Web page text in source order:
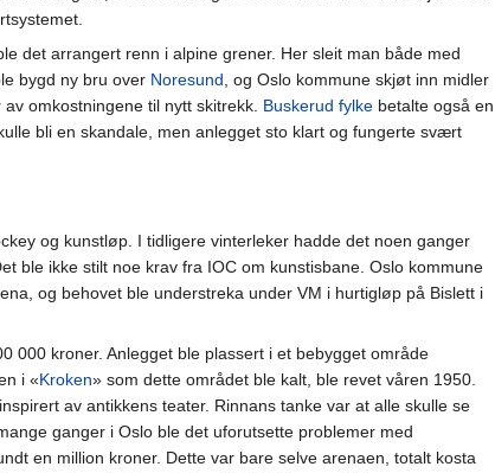
det arrangert renn i alpine grener. Her sleit man både med
bygd ny bru over Noresund , og Oslo kommune skjøt inn midler
omkostningene til nytt skitrekk. Buskerud fylke betalte også en
bli en skandale, men anlegget sto klart og fungerte svært
og kunstløp. I tidligere vinterleker hadde det noen ganger
ble ikke stilt noe krav fra IOC om kunstisbane. Oslo kommune
og behovet ble understreka under VM i hurtigløp på Bislett i
000 kroner. Anlegget ble plassert i et bebygget område
i «Kroken» som dette området ble kalt, ble revet våren 1950.
av antikkens teater. Rinnans tanke var at alle skulle se
ganger i Oslo ble det uforutsette problemer med
en million kroner. Dette var bare selve arenaen, totalt kosta